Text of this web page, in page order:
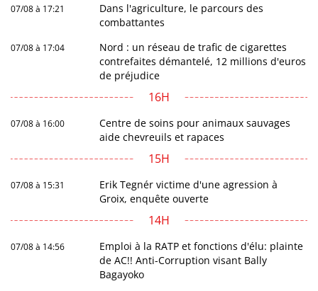
07/08 à 17:21
Dans l'agriculture, le parcours des
combattantes
07/08 à 17:04
Nord : un réseau de trafic de cigarettes
contrefaites démantelé, 12 millions d'euros
de préjudice
16H
07/08 à 16:00
Centre de soins pour animaux sauvages
aide chevreuils et rapaces
15H
07/08 à 15:31
Erik Tegnér victime d'une agression à
Groix, enquête ouverte
14H
07/08 à 14:56
Emploi à la RATP et fonctions d'élu: plainte
de AC!! Anti-Corruption visant Bally
Bagayoko